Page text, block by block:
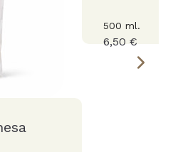
500 ml.
6,50 €